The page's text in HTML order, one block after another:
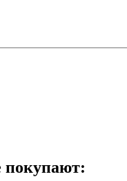
покупают: